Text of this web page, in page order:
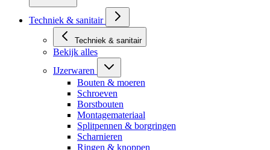
Techniek & sanitair
Techniek & sanitair
Bekijk alles
IJzerwaren
Bouten & moeren
Schroeven
Borstbouten
Montagemateriaal
Splitpennen & borgringen
Scharnieren
Ringen & knoppen